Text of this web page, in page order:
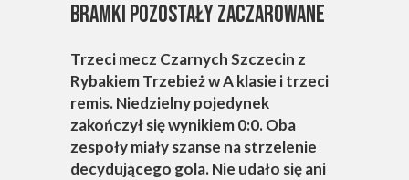
Trzeci mecz Czarnych Szczecin z
Rybakiem Trzebież w A klasie i trzeci
remis. Niedzielny pojedynek
zakończył się wynikiem 0:0. Oba
zespoły miały szanse na strzelenie
decydującego gola. Nie udało się ani
BRAMKI POZOSTAŁY ZACZAROWANE